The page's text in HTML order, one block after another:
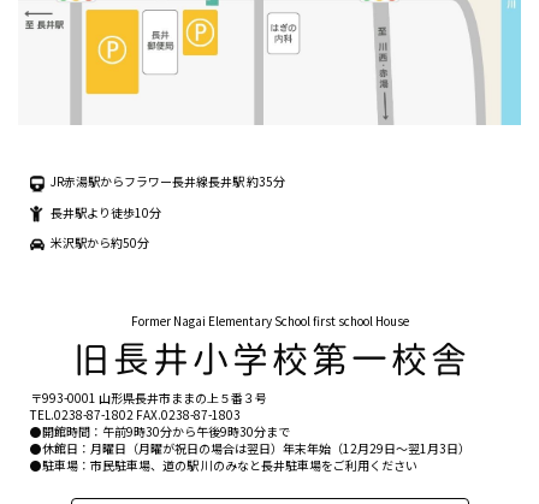
JR赤湯駅からフラワー長井線長井駅 約35分
長井駅より徒歩10分
米沢駅から約50分
Former Nagai Elementary School first school House
〒993-0001 山形県長井市ままの上５番３号
TEL.0238-87-1802 FAX.0238-87-1803
●開館時間：午前9時30分から午後9時30分まで
●休館日：月曜日（月曜が祝日の場合は翌日）年末年始（12月29日〜翌1月3日）
●駐車場：市民駐車場、道の駅 川のみなと長井駐車場をご利用ください